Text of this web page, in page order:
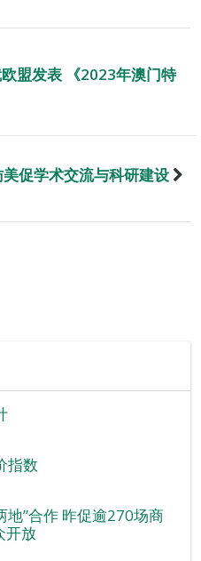
盟发表 《2023年澳门特
促学术交流与科研建设
指数
地”合作 昨促逾270场商
开放